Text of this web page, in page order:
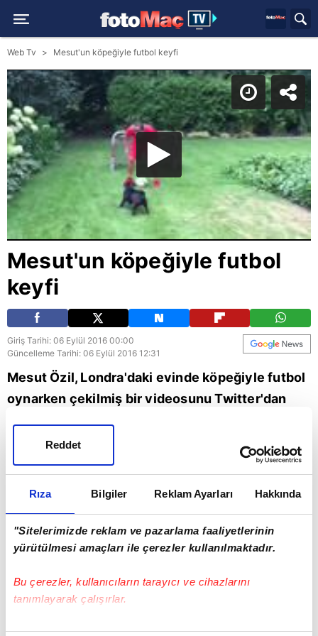
Rıza Bilgiler Reklam Ayarları Hakkında
"Sitelerimizde reklam ve pazarlama faaliyetlerinin
yürütülmesi amaçları ile çerezler kullanılmaktadır.
Bu çerezler, kullanıcıların tarayıcı ve cihazlarını
tanımlayarak çalışırlar.
Bu çerezlere izin vermeniz halinde sizlere özel
Reddet
Web Tv Mesut'un köpeğiyle futbol keyfi
Mesut'un köpeğiyle futbol
keyfi
Giriş Tarihi: 06 Eylül 2016 00:00
Güncelleme Tarihi: 06 Eylül 2016 12:31
Mesut Özil, Londra'daki evinde köpeğiyle futbol
oynarken çekilmiş bir videosunu Twitter'dan
kullandı: "Görünüşe göre köpeğimin tekniği
bayağı iyiymiş"